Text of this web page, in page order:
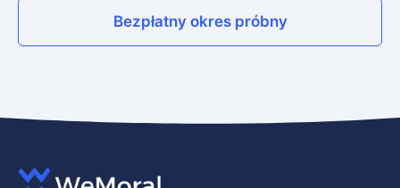
Bezpłatny okres próbny